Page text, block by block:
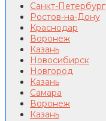
Санкт-Петербург
Ростов-на-Дону
Краснодар
Воронеж
Казань
Новосибирск
Новгород
Казань
Самара
Воронеж
Казань